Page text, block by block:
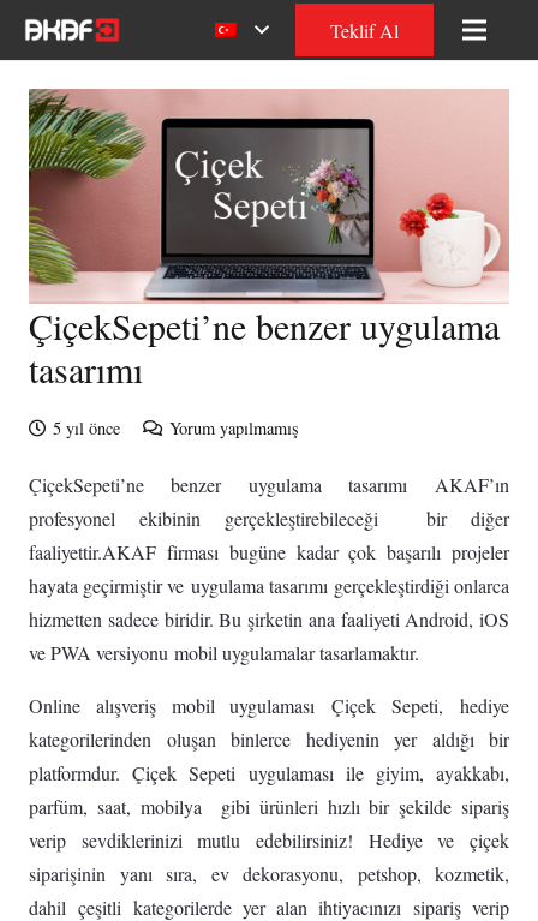
Teklif Al
ÇiçekSepeti’ne benzer uygulama
tasarımı
5 yıl önce Yorum yapılmamış
ÇiçekSepeti’ne benzer uygulama tasarımı AKAF’ın
profesyonel ekibinin gerçekleştirebileceği bir diğer
faaliyettir.AKAF firması bugüne kadar çok başarılı projeler
hayata geçirmiştir ve uygulama tasarımı gerçekleştirdiği onlarca
hizmetten sadece biridir. Bu şirketin ana faaliyeti Android, iOS
ve PWA versiyonu mobil uygulamalar tasarlamaktır.
Online alışveriş mobil uygulaması Çiçek Sepeti, hediye
kategorilerinden oluşan binlerce hediyenin yer aldığı bir
platformdur. Çiçek Sepeti uygulaması ile giyim, ayakkabı,
parfüm, saat, mobilya gibi ürünleri hızlı bir şekilde sipariş
verip sevdiklerinizi mutlu edebilirsiniz! Hediye ve çiçek
siparişinin yanı sıra, ev dekorasyonu, petshop, kozmetik,
dahil çeşitli kategorilerde yer alan ihtiyacınızı sipariş verip